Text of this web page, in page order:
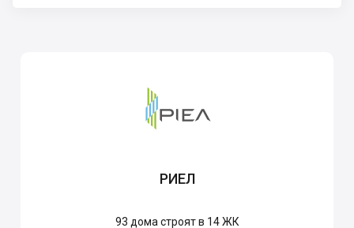
РИЕЛ
93 дома строят в 14 ЖК